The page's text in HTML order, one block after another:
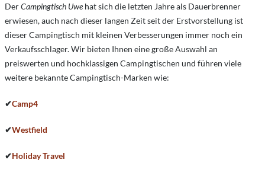
DerCampingtisch Uwehat sich die letzten Jahre als Dauerbrenner
erwiesen, auch nach dieser langen Zeit seit der Erstvorstellung ist
dieser Campingtisch mit kleinen Verbesserungen immer noch ein
Verkaufsschlager. Wir bieten Ihnen eine große Auswahl an
preiswerten und hochklassigen Campingtischen und führen viele
weitere bekannte Campingtisch-Marken wie:
✔Camp4
✔Westfield
✔Holiday Travel